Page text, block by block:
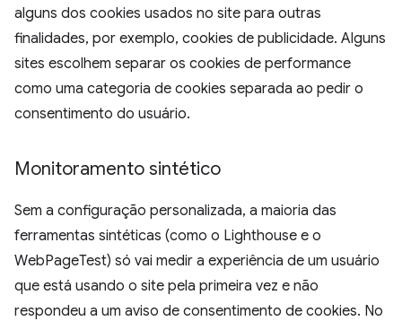
alguns dos cookies usados no site para outras
finalidades, por exemplo, cookies de publicidade. Alguns
sites escolhem separar os cookies de performance
como uma categoria de cookies separada ao pedir o
consentimento do usuário.
Monitoramento sintético
Sem a configuração personalizada, a maioria das
ferramentas sintéticas (como o Lighthouse e o
WebPageTest) só vai medir a experiência de um usuário
que está usando o site pela primeira vez e não
respondeu a um aviso de consentimento de cookies. No